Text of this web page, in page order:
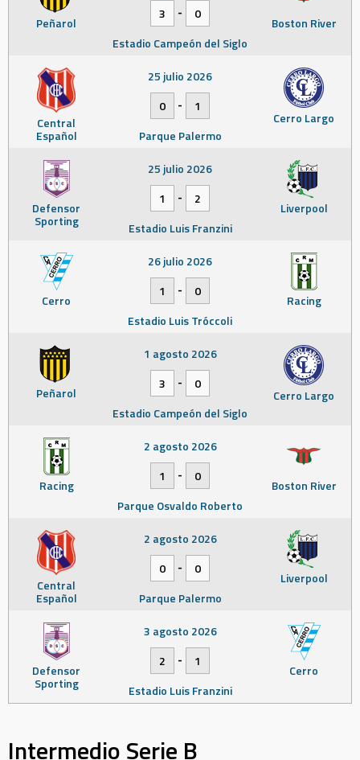
Peñarol Boston River
3
-
0
Estadio Campeón del Siglo
Central
Español
Cerro Largo
25 julio 2026
0
-
1
Parque Palermo
Defensor
Sporting
Liverpool
25 julio 2026
1
-
2
Estadio Luis Franzini
Cerro Racing
26 julio 2026
1
-
0
Estadio Luis Tróccoli
Peñarol Cerro Largo
1 agosto 2026
3
-
0
Estadio Campeón del Siglo
Racing Boston River
2 agosto 2026
1
-
0
Parque Osvaldo Roberto
Central
Español
Liverpool
2 agosto 2026
0
-
0
Parque Palermo
Defensor
Sporting
Cerro
3 agosto 2026
2
-
1
Estadio Luis Franzini
Intermedio Serie B